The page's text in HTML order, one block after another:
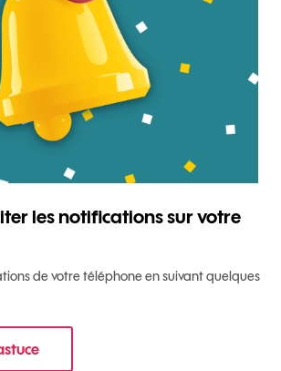
les notifications sur votre
de votre téléphone en suivant quelques
Comment limiter les notifications sur